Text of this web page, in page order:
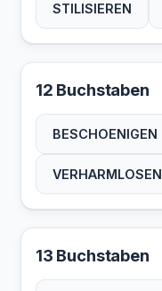
STILISIEREN
12 Buchstaben
BESCHOENIGEN
VERHARMLOSEN
13 Buchstaben